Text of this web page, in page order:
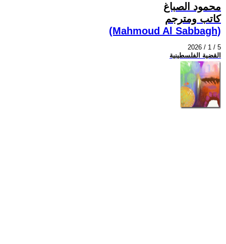
محمود الصباغ
كاتب ومترجم
(Mahmoud Al Sabbagh)
2026 / 1 / 5
القضية الفلسطينية